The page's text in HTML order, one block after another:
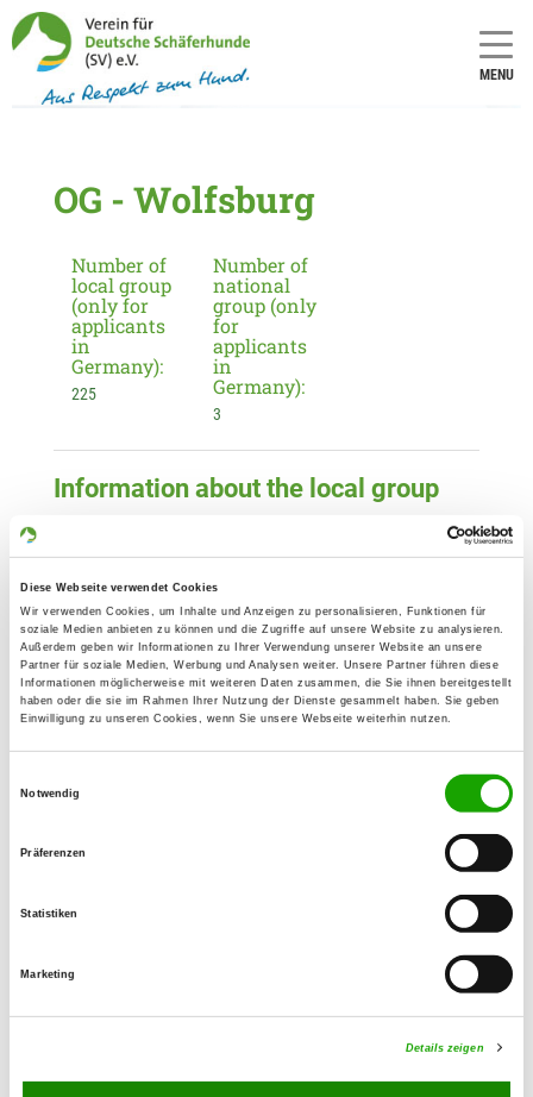
Diese Webseite verwendet Cookies
Wir verwenden Cookies, um Inhalte und Anzeigen zu personalisieren, Funktionen für
soziale Medien anbieten zu können und die Zugriffe auf unsere Website zu analysieren.
Außerdem geben wir Informationen zu Ihrer Verwendung unserer Website an unsere
Partner für soziale Medien, Werbung und Analysen weiter. Unsere Partner führen diese
Informationen möglicherweise mit weiteren Daten zusammen, die Sie ihnen bereitgestellt
haben oder die sie im Rahmen Ihrer Nutzung der Dienste gesammelt haben. Sie geben
Einwilligung zu unseren Cookies, wenn Sie unsere Webseite weiterhin nutzen.
Notwendig
Präferenzen
Statistiken
Marketing
Details zeigen
MENU
OG - Wolfsburg
Number of
local group
(only for
applicants
in
Germany):
225
Number of
national
group (only
for
applicants
in
Germany):
3
Information about the local group
Brigitte Häger
Espenweg 16
38448 Wolfsburg
Training ground:
Dieselstr. 48
38446 Wolfsburg
E-Mail:
Faehrte, Unterordnung, Schutzdienst,
Tuesday
Saturday from 16:00 h